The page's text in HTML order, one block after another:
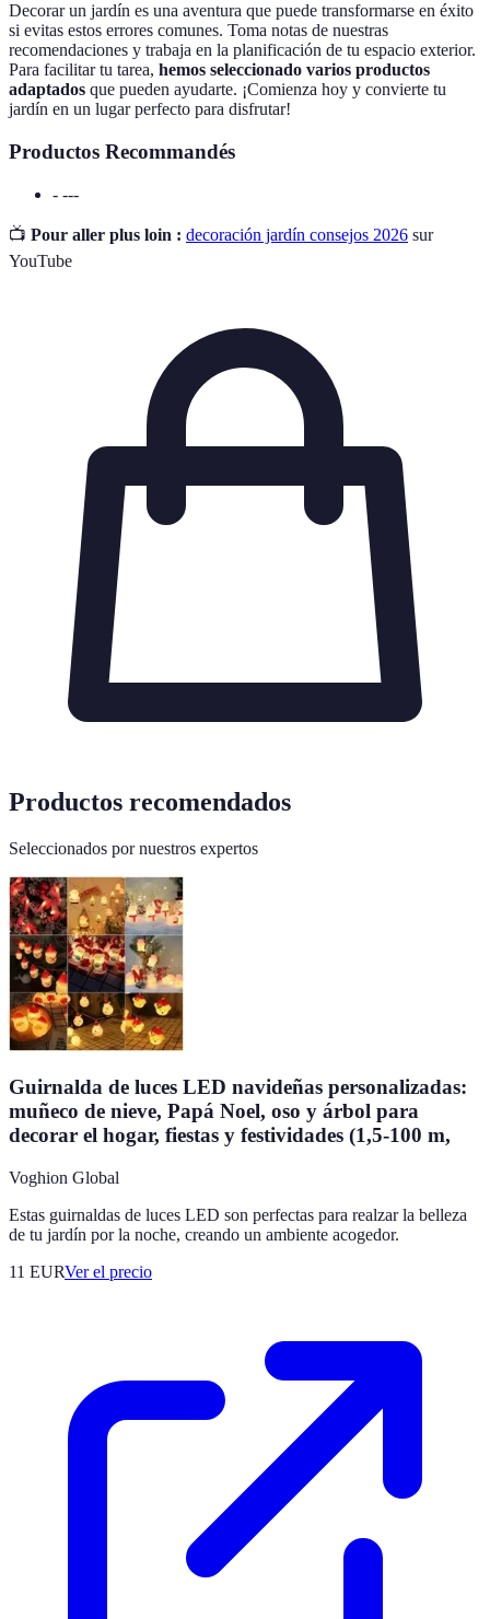
Decorar un jardín es una aventura que puede transformarse en éxito
si evitas estos errores comunes. Toma notas de nuestras
recomendaciones y trabaja en la planificación de tu espacio exterior.
Para facilitar tu tarea, hemos seleccionado varios productos
adaptados que pueden ayudarte. ¡Comienza hoy y convierte tu
jardín en un lugar perfecto para disfrutar!
Productos Recommandés
- ---
📺 Pour aller plus loin : decoración jardín consejos 2026 sur
YouTube
Productos recomendados
Seleccionados por nuestros expertos
Guirnalda de luces LED navideñas personalizadas:
muñeco de nieve, Papá Noel, oso y árbol para
decorar el hogar, fiestas y festividades (1,5-100 m,
Voghion Global
Estas guirnaldas de luces LED son perfectas para realzar la belleza
de tu jardín por la noche, creando un ambiente acogedor.
11 EURVer el precio